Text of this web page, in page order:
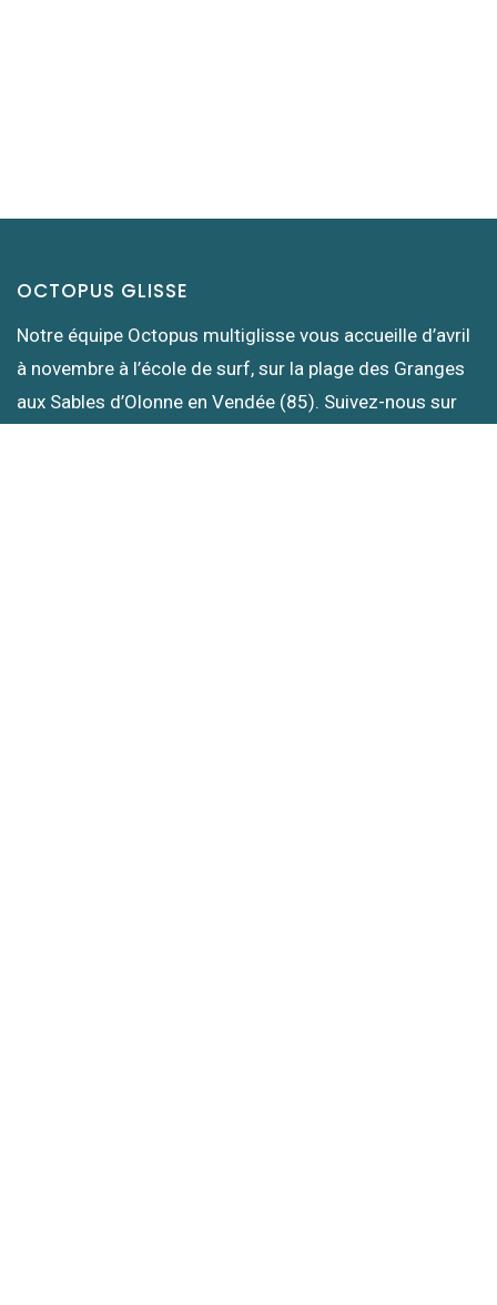
OCTOPUS GLISSE
Notre équipe Octopus multiglisse vous accueille d’avril
à novembre à l’école de surf, sur la plage des Granges
aux Sables d’Olonne en Vendée (85). Suivez-nous sur